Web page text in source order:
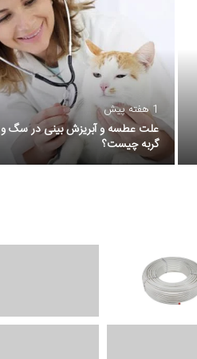
1 هفته پیش
علت عطسه و آبریزش بینی در سگ و
گربه چیست؟